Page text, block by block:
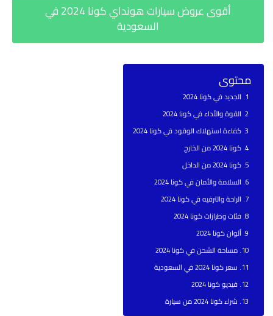
أقوى عروض سيارات هونداي كونا 2024 في
السعودية
محتوى
الجديد في كونا 2024
القوة والأداء في كونا 2024
كفاءة استهلاك الوقود في كونا 2024
كونا 2024 من الخارج
كونا 2024 من الداخل
السلامة والأمان في كونا 2024
الراحة والترفيه في كونا 2024
فئات وطرازات كونا 2024
ألوان كونا 2024
مساحة الشحن في كونا 2024
سعر كونا 2024 في السعودية
فيديو كونا 2024
شراء كونا 2024 من سيارة